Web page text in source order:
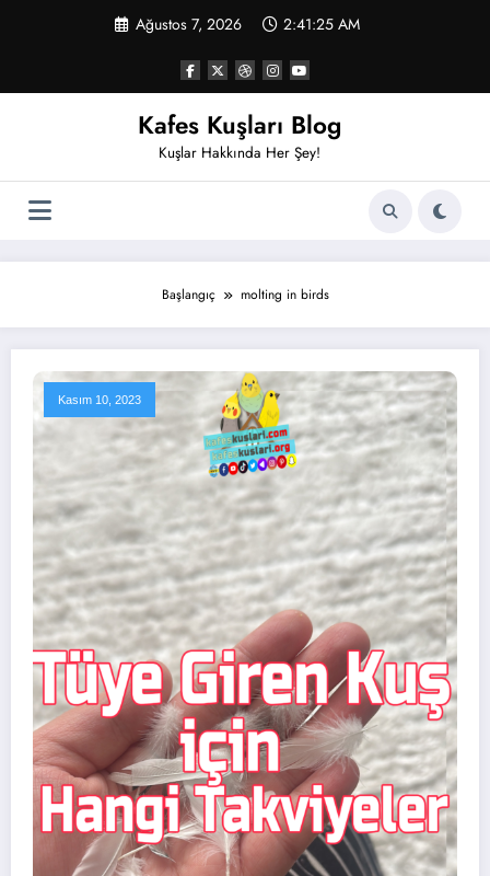
Ağustos 7, 2026 2:41:26 AM
Kafes Kuşları Blog
Kuşlar Hakkında Her Şey!
Başlangıç molting in birds
Kasım 10, 2023